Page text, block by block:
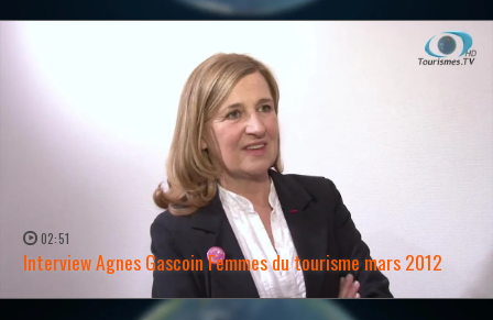
02:51
Interview Agnes Gascoin Femmes du tourisme mars 2012